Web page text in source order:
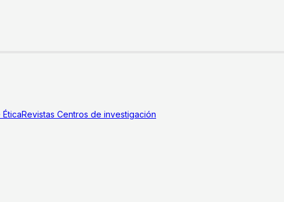
Revistas Centros de investigación